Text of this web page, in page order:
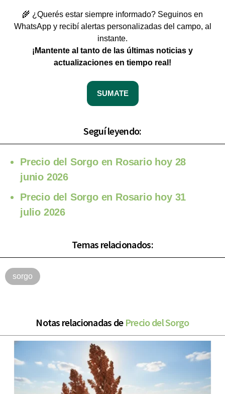
🌾 ¿Querés estar siempre informado? Seguinos en
WhatsApp y recibí alertas personalizadas del campo, al
instante.
¡Mantente al tanto de las últimas noticias y
actualizaciones en tiempo real!
SUMATE
Seguí leyendo:
Precio del Sorgo en Rosario hoy 28
junio 2026
Precio del Sorgo en Rosario hoy 31
julio 2026
Temas relacionados:
sorgo
Notas relacionadas de Precio del Sorgo